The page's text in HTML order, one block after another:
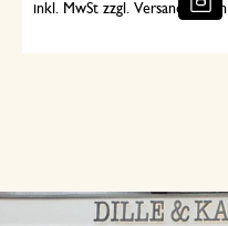
inkl. MwSt zzgl. Versandkosten